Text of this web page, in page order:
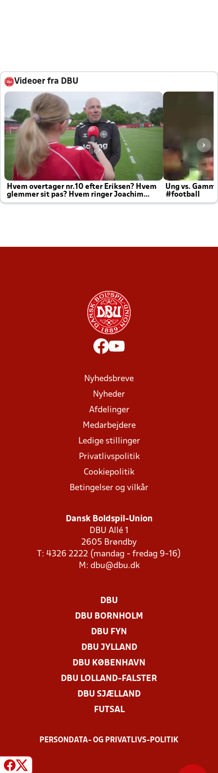
Videoer fra DBU
Hvem overtager nr.10 efter Eriksen? Hvem
glemmer sit pas? Hvem ringer Joachim
altid til efter kampe?
Ung vs.
#football
Nyhedsbreve
Nyheder
Afdelinger
Medarbejdere
Ledige stillinger
Privatlivspolitik
Cookiepolitik
Betingelser og vilkår
Dansk Boldspil-Union
DBU Allé 1
2605 Brøndby
T: 4326 2222 (mandag - fredag 9-16)
M: dbu@dbu.dk
DBU
DBU BORNHOLM
DBU FYN
DBU JYLLAND
DBU KØBENHAVN
DBU LOLLAND-FALSTER
DBU SJÆLLAND
FUTSAL
PERSONDATA- OG PRIVATLIVS-POLITIK